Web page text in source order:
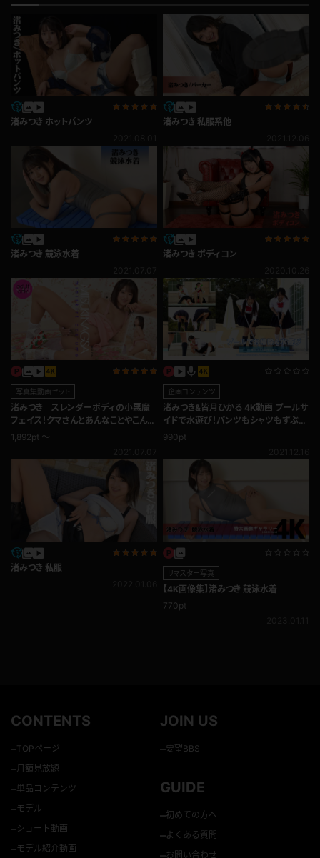
渚みつき ホットパンツ
渚みつき 私服系他
渚みつき 競泳水着
渚みつき ボディコン
写真集動画セット
渚みつき スレンダーボディの小悪魔
フェイス！クマさんとあんなことやこんな
ことも！ミニスカ
1,892pt ～
企画コンテンツ
渚みつき&皆月ひかる 4K動画 プールサ
イドで水遊び！パンツもシャツもずぶ濡
れスケスケ！プール掃除と水遊び！
990pt
渚みつき 私服
リマスター写真
【4K画像集】渚みつき 競泳水着
770pt
CONTENTS
–TOPページ
–月額見放題
–単品コンテンツ
–モデル
–ショート動画
–モデル紹介動画
JOIN US
–要望BBS
GUIDE
–初めての方へ
–よくある質問
–お問い合わせ